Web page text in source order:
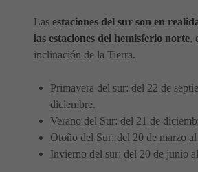
Las estaciones del sur son en
las estaciones del hemisferio norte,
inclinación de la Tierra.
Primavera del sur: del 22 de
diciembre.
Verano del Sur: del 21 de
Otoño del Sur: del 20 de marzo
Invierno del sur: del 20 de junio